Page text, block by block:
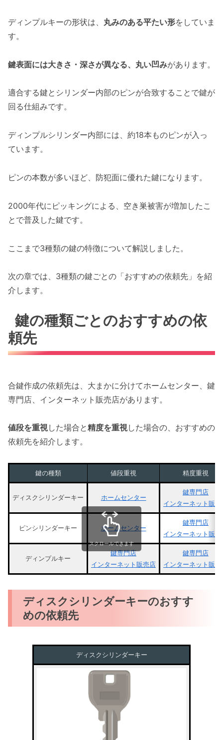
ディンプルキーの形状は、 丸みのある平たい形をしていま
す。
鍵表面には大きさ・深さが異なる、丸い凹みがあります。
適合する鍵とシリンダー内部のピンが合致することで鍵が
回る仕組みです。
ディンプルシリンダー内部には、約18本ものピンが入っ
ています。
ピンの本数が多いほど、防犯面に優れた鍵になります。
2000年代にピッキングによる、空き巣被害が増加したこ
とで普及した鍵です。
ここまで3種類の鍵の特徴について解説しました。
次の章では、3種類の鍵ごとの「おすすめの依頼先」を紹
介します。
鍵の種類ごとのおすすめの依
頼先
合鍵作成の依頼先は、大まかに分けてホームセンター、鍵
専門店、インターネット販売店があります。
値段を重視した場合と精度を重視した場合の、おすすめの
依頼先を紹介します。
鍵の種類 値段重視 精度重視
ディスクシリンダーキー ホームセンター
鍵専門店
インターネット販売
ピンシリンダーキー ホームセンター
鍵専門店
インターネット販売
ディンプルキー
鍵専門店
インターネット販売店
鍵専門店
インターネット販売
スクロールできます
ディスクシリンダーキーのおすす
めの依頼先
ディスクシリンダーキー